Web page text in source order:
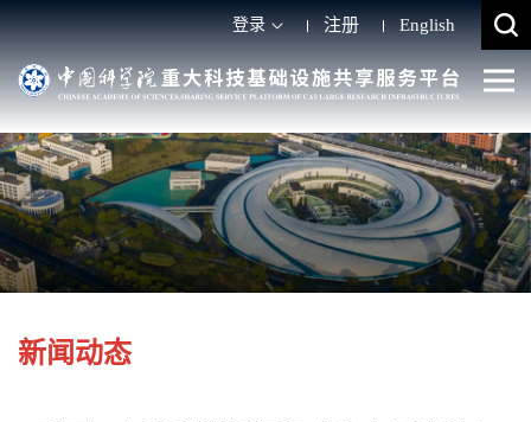
登录 注册 English
新闻动态